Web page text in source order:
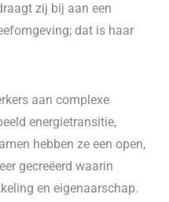
zij bij aan een
dat is haar
aan complexe
energietransitie,
hebben ze een open,
gecreëerd waarin
en eigenaarschap.